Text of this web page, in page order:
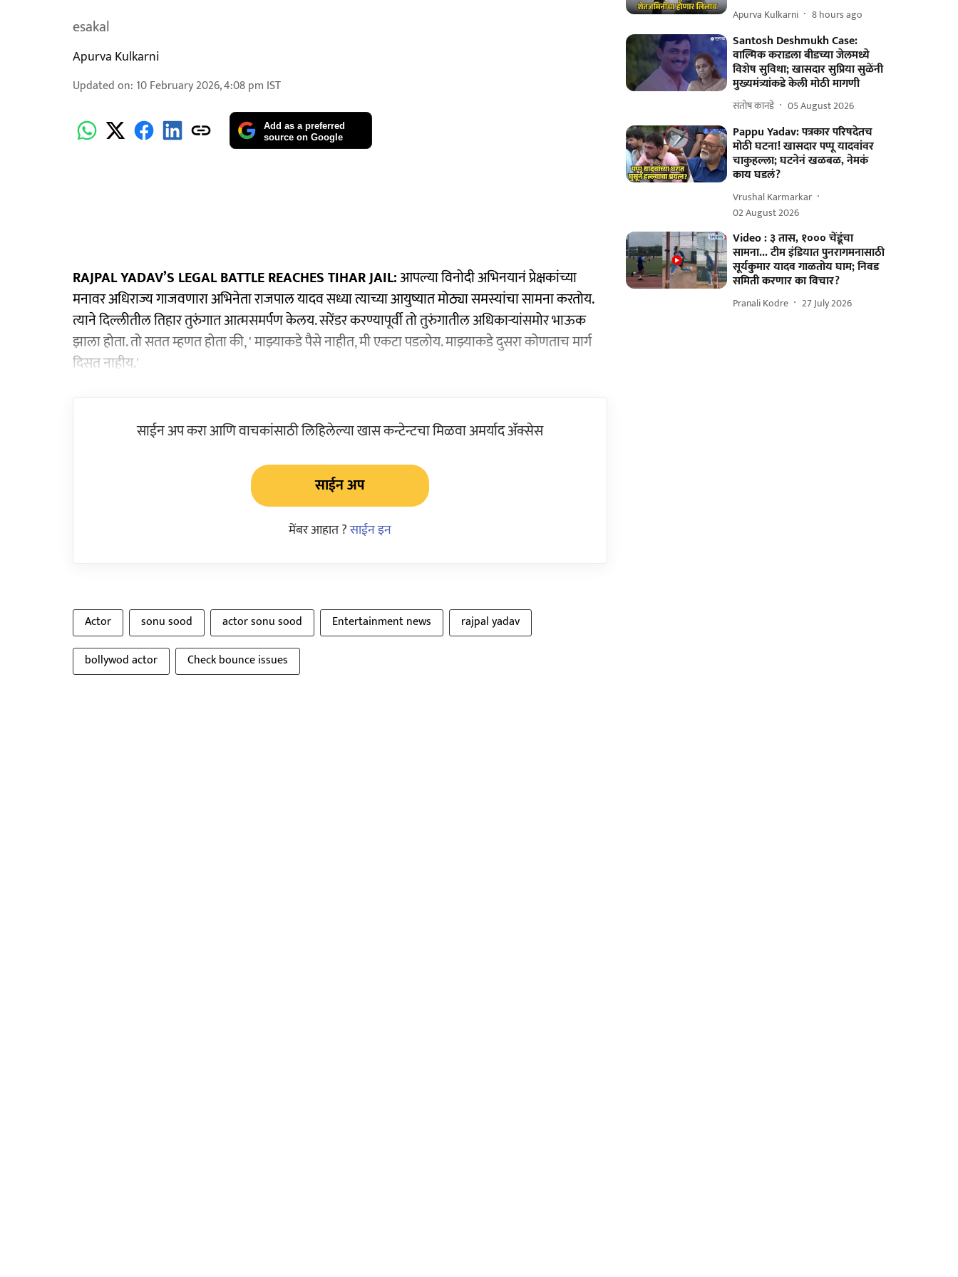
esakal
Apurva Kulkarni
Updated on: 10 February 2026, 4:08 pm IST
Add as a preferred
source on Google
RAJPAL YADAV’S LEGAL BATTLE REACHES TIHAR JAIL:आपल्या विनोदी अभिनयानं प्रेक्षकांच्या
मनावर अधिराज्य गाजवणारा अभिनेता राजपाल यादव सध्या त्याच्या आयुष्यात मोठ्या समस्यांचा सामना करतोय.
त्याने दिल्लीतील तिहार तुरुंगात आत्मसमर्पण केलय. सरेंडर करण्यापूर्वी तो तुरुंगातील अधिकाऱ्यांसमोर भाऊक
झाला होता. तो सतत म्हणत होता की, ' माझ्याकडे पैसे नाहीत, मी एकटा पडलोय. माझ्याकडे दुसरा कोणताच मार्ग
दिसत नाहीय.'
साईन अप करा आणि वाचकांसाठी लिहिलेल्या खास कन्टेन्टचा मिळवा अमर्याद ॲक्सेस
साईन अप
मेंबर आहात ?साईन इन
Actor sonu sood actor sonu sood Entertainment news
rajpal yadav
bollywod actor
Check bounce issues
Apurva Kulkarni 8 hours ago
Santosh Deshmukh Case:
वाल्मिक कराडला बीडच्या जेलमध्ये
विशेष सुविधा; खासदार सुप्रिया सुळेंनी
मुख्यमंत्र्यांकडे केली मोठी मागणी
संतोष कानडे 05 August 2026
Pappu Yadav: पत्रकार परिषदेतच
मोठी घटना! खासदार पप्पू यादवांवर
चाकुहल्ला; घटनेनं खळबळ, नेमकं
काय घडलं?
Vrushal Karmarkar
02 August 2026
Video : ३ तास, १००० चेंडूंचा
सामना... टीम इंडियात पुनरागमनासाठी
सूर्यकुमार यादव गाळतोय घाम; निवड
समिती करणार का विचार?
Pranali Kodre 27 July 2026